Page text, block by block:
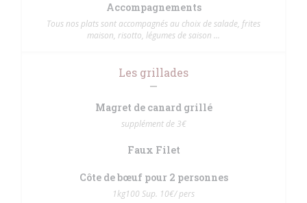
Accompagnements
Tous nos plats sont accompagnés au choix de salade, frites
maison, risotto, légumes de saison ...
Les grillades
Magret de canard grillé
supplément de 3€
Faux Filet
Côte de bœuf pour 2 personnes
1kg100 Sup. 10€/ pers